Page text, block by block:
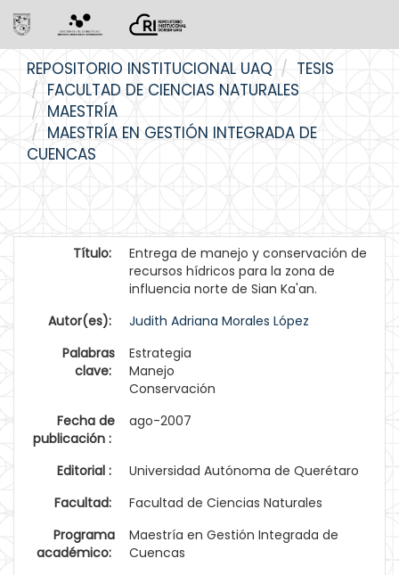
navigation
REPOSITORIO INSTITUCIONAL UAQ
TESIS
FACULTAD DE CIENCIAS NATURALES
MAESTRÍA
MAESTRÍA EN GESTIÓN INTEGRADA DE
CUENCAS
Título:
Entrega de manejo y conservación de
recursos hídricos para la zona de
influencia norte de Sian Ka'an.
Autor(es):
Judith Adriana Morales López
Palabras
clave:
Estrategia
Manejo
Conservación
Fecha de
publicación :
ago-2007
Editorial :
Universidad Autónoma de Querétaro
Facultad:
Facultad de Ciencias Naturales
Programa
académico:
Maestría en Gestión Integrada de
Cuencas